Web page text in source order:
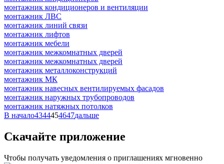
монтажник кондиционеров и вентиляции
монтажник ЛВС
монтажник линий связи
монтажник лифтов
монтажник мебели
монтажник межкомнатных дверей
монтажник межкомнатных дверей
монтажник металлоконструкций
монтажник МК
монтажник навесных вентилируемых фасадов
монтажник наружных трубопроводов
монтажник натяжных потолков
В начало4344454647дальше
Скачайте приложение
Чтобы получать уведомления о приглашениях мгновенно